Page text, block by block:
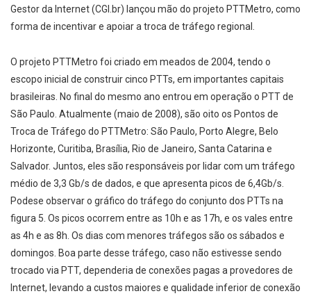
Gestor da Internet (CGI.br) lançou mão do projeto PTTMetro, como
forma de incentivar e apoiar a troca de tráfego regional.
O projeto PTTMetro foi criado em meados de 2004, tendo o
escopo inicial de construir cinco PTTs, em importantes capitais
brasileiras. No final do mesmo ano entrou em operação o PTT de
São Paulo. Atualmente (maio de 2008), são oito os Pontos de
Troca de Tráfego do PTTMetro: São Paulo, Porto Alegre, Belo
Horizonte, Curitiba, Brasília, Rio de Janeiro, Santa Catarina e
Salvador. Juntos, eles são responsáveis por lidar com um tráfego
médio de 3,3 Gb/s de dados, e que apresenta picos de 6,4Gb/s.
Podese observar o gráfico do tráfego do conjunto dos PTTs na
figura 5. Os picos ocorrem entre as 10h e as 17h, e os vales entre
as 4h e as 8h. Os dias com menores tráfegos são os sábados e
domingos. Boa parte desse tráfego, caso não estivesse sendo
trocado via PTT, dependeria de conexões pagas a provedores de
Internet, levando a custos maiores e qualidade inferior de conexão